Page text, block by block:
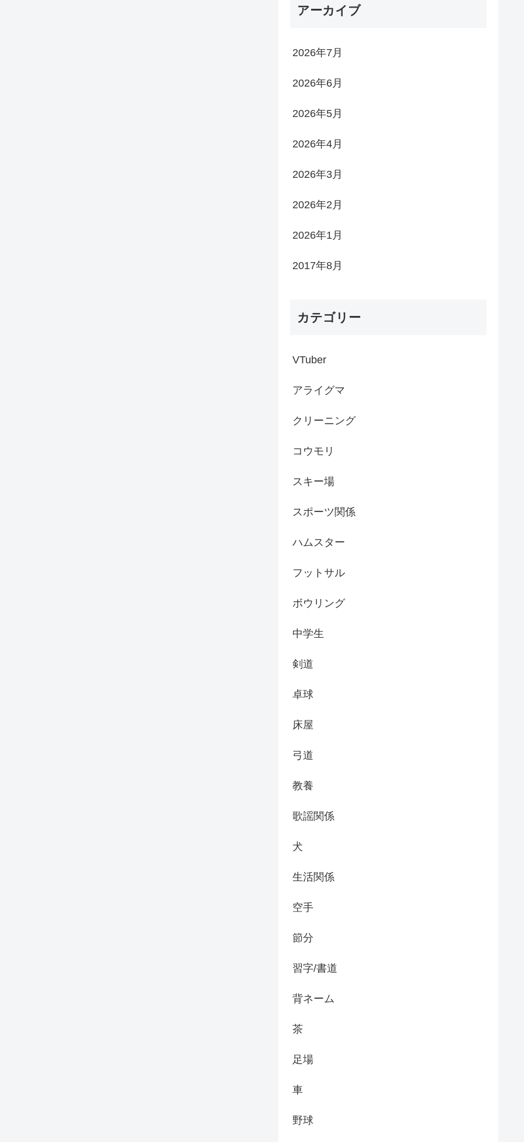
アーカイブ
2026年7月
2026年6月
2026年5月
2026年4月
2026年3月
2026年2月
2026年1月
2017年8月
カテゴリー
VTuber
アライグマ
クリーニング
コウモリ
スキー場
スポーツ関係
ハムスター
フットサル
ボウリング
中学生
剣道
卓球
床屋
弓道
教養
歌謡関係
犬
生活関係
空手
節分
習字/書道
背ネーム
茶
足場
車
野球